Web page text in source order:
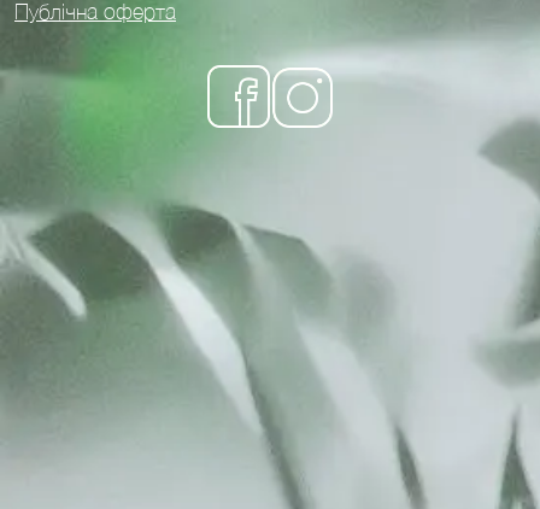
Публічна оферта